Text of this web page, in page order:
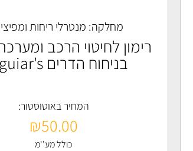
מחלקה: מנטרלי ריחות
רימון לחיטוי הרכב
בניחוח הדרים Meguiar's
המחיר באוטוסטור:
₪50.00
כולל מע''מ